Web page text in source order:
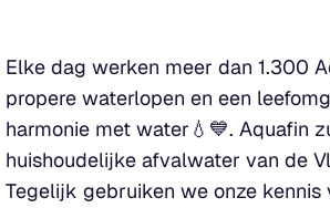
Elke dag werken meer dan 1.300
propere waterlopen en een
harmonie met water💧💙. Aquafin
huishoudelijke afvalwater van de
Tegelijk gebruiken we onze kennis